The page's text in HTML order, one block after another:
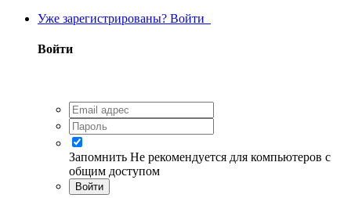
Уже зарегистрированы? Войти
Войти
Запомнить Не рекомендуется для компьютеров с
общим доступом
Войти